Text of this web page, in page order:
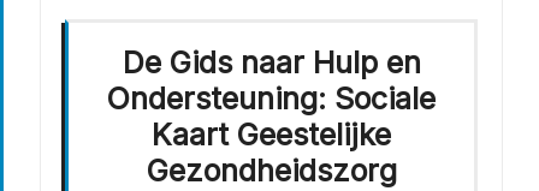
De Gids naar Hulp en
Ondersteuning: Sociale
Kaart Geestelijke
Gezondheidszorg